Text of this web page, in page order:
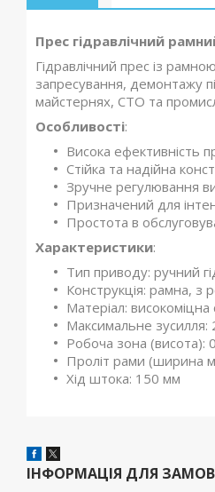
Прес гідравлічний
Гідравлічний прес із
запресування, демонтажу
майстернях, СТО та
Особливості:
Висока ефективність
Стійка та надійна
Зручне регулювання
Призначений для
Простота в
Характеристики:
Тип приводу: ручний
Конструкція: рамна,
Матеріал: високоміцна
Максимальне зусилля:
Робоча зона (висота):
Проліт рами (ширина
Хід штока: 150 мм
ІНФОРМАЦІЯ ДЛЯ